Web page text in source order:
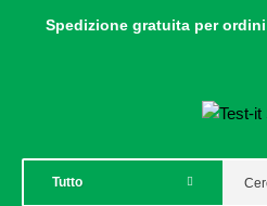
Spedizione gratuita per ordini